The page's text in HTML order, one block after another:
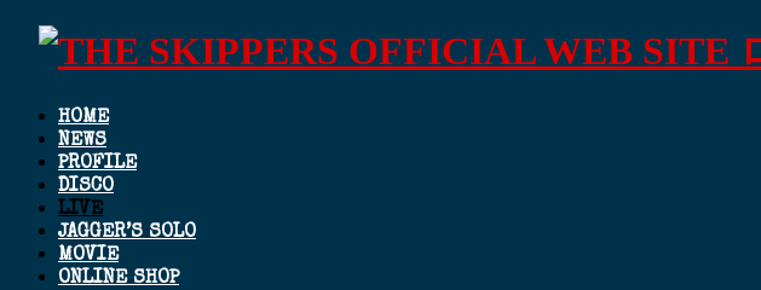
HOME
NEWS
PROFILE
DISCO
LIVE
JAGGER’S SOLO
MOVIE
ONLINE SHOP